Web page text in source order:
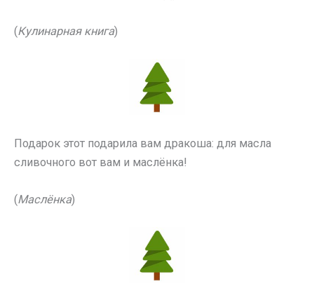
(Кулинарная книга)
Подарок этот подарила вам дракоша: для масла
сливочного вот вам и маслёнка!
(Маслёнка)